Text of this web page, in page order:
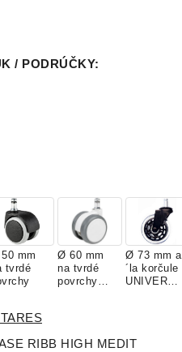
/ PODRÚČKY:
mm
tvrdé
Ø 60 mm
na tvrdé
povrchy
Ø 73 mm a
´la korčule
UNIVERZÁ
RIBB HIGH MEDIT